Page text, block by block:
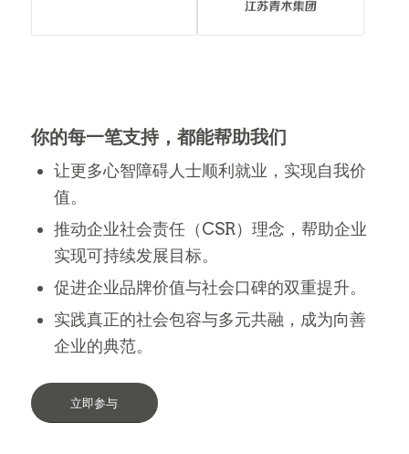
你的每一笔支持，都能帮助我们
让更多心智障碍人士顺利就业，实现自我价
值。
推动企业社会责任（CSR）理念，帮助企业
实现可持续发展目标。
促进企业品牌价值与社会口碑的双重提升。
实践真正的社会包容与多元共融，成为向善
企业的典范。
立即参与